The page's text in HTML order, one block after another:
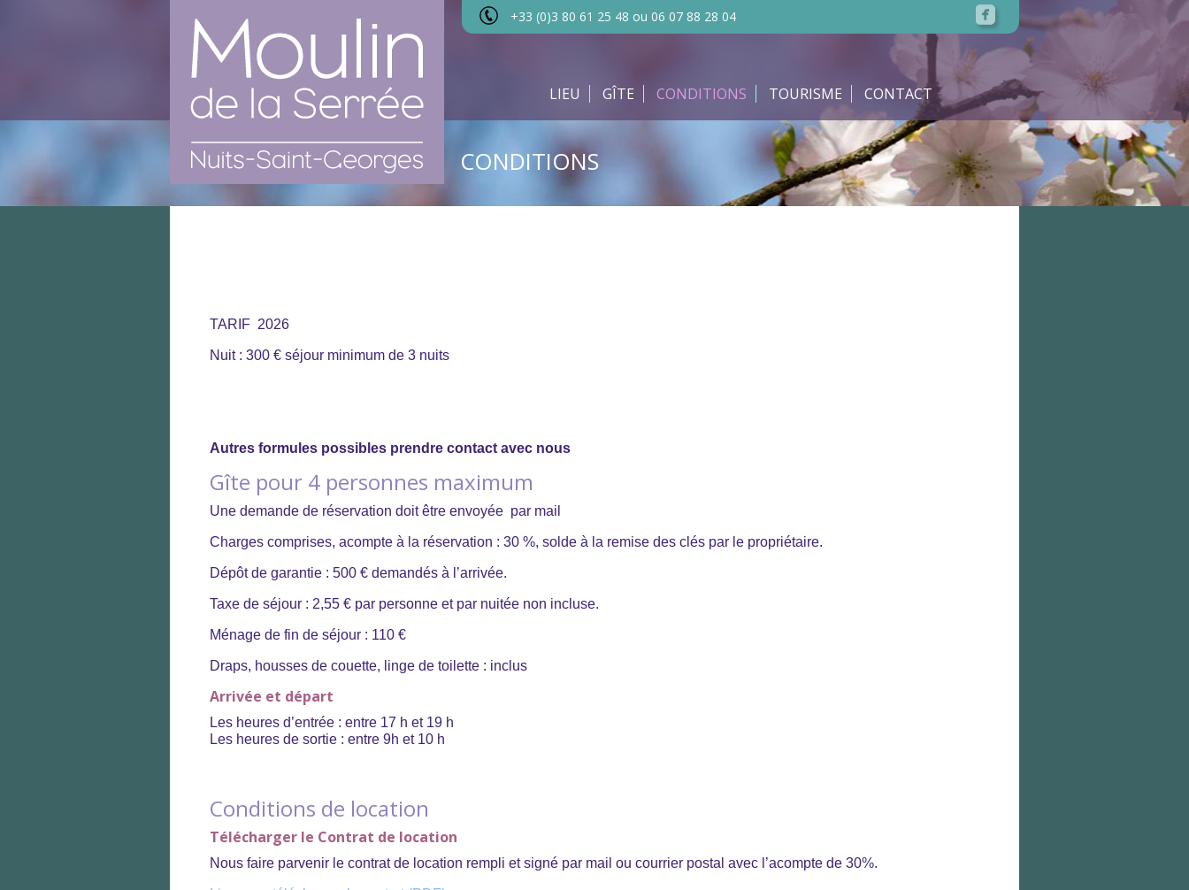
+33 (0)3 80 61 25 48 ou 06 07 88 28 04
LIEU GÎTE CONDITIONS TOURISME CONTACT
CONDITIONS
TARIF 2026
Nuit : 300 € séjour minimum de 3 nuits
Autres formules possibles prendre contact avec nous
Gîte pour 4 personnes maximum
Une demande de réservation doit être envoyée par mail
Charges comprises, acompte à la réservation : 30 %, solde à la remise des clés par le propriétaire.
Dépôt de garantie : 500 € demandés à l’arrivée.
Taxe de séjour : 2,55 € par personne et par nuitée non incluse.
Ménage de fin de séjour : 110 €
Draps, housses de couette, linge de toilette : inclus
Arrivée et départ
Les heures d’entrée : entre 17 h et 19 h
Les heures de sortie : entre 9h et 10 h
Conditions de location
Télécharger le Contrat de location
Nous faire parvenir le contrat de location rempli et signé par mail ou courrier postal avec l’acompte de 30%.